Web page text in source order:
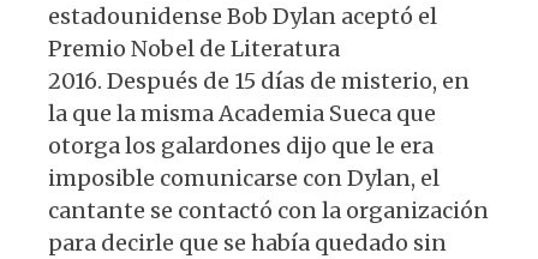
estadounidense Bob Dylan aceptó el
Premio Nobel de Literatura
2016. Después de 15 días de misterio, en
la que la misma Academia Sueca que
otorga los galardones dijo que le era
imposible comunicarse con Dylan, el
cantante se contactó con la organización
para decirle que se había quedado sin